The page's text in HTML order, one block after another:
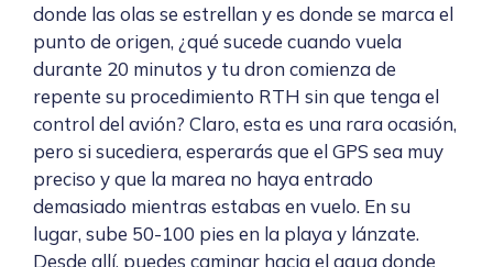
donde las olas se estrellan y es donde se marca el
punto de origen, ¿qué sucede cuando vuela
durante 20 minutos y tu dron comienza de
repente su procedimiento RTH sin que tenga el
control del avión? Claro, esta es una rara ocasión,
pero si sucediera, esperarás que el GPS sea muy
preciso y que la marea no haya entrado
demasiado mientras estabas en vuelo. En su
lugar, sube 50-100 pies en la playa y lánzate.
Desde allí, puedes caminar hacia el agua donde